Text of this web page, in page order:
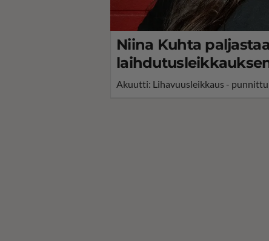
Niina Kuhta
Akuutti: Lihavuusleikkaus - punnittu